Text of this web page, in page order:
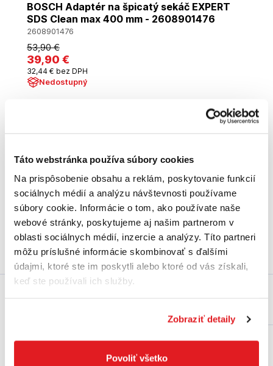
Táto webstránka používa súbory cookies
Na prispôsobenie obsahu a reklám, poskytovanie funkcií
sociálnych médií a analýzu návštevnosti používame
súbory cookie. Informácie o tom, ako používate naše
webové stránky, poskytujeme aj našim partnerom v
oblasti sociálnych médií, inzercie a analýzy. Títo partneri
môžu príslušné informácie skombinovať s ďalšími
údajmi, ktoré ste im poskytli alebo ktoré od vás získali,
keď ste používali ich služby.
Zobraziť detaily
Povoliť všetko
BOSCH Adaptér na špicatý sekáč EXPERT
SDS Clean max 400 mm - 2608901476
2608901476
53,90 €
39,90 €
32,44 € bez DPH
Nedostupný
Do košíka
1 … 6 7 8
Upnutie SDS-max, sekáče na SDS, upínacia stopka SDS.